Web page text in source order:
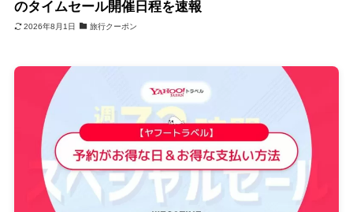
のタイムセール開催日程を速報
2026年8月1日 旅行クーポン